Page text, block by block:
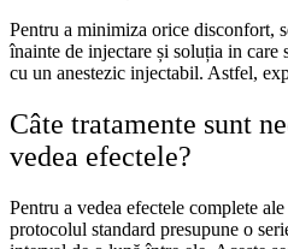
Pentru a minimiza orice disconfort,
înainte de injectare și soluția in care
cu un anestezic injectabil. Astfel,
Câte tratamente sunt
vedea efectele?
Pentru a vedea efectele complete
protocolul standard presupune o